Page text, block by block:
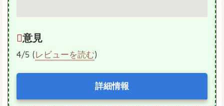
意見
4/5 (レビューを読む)
詳細情報